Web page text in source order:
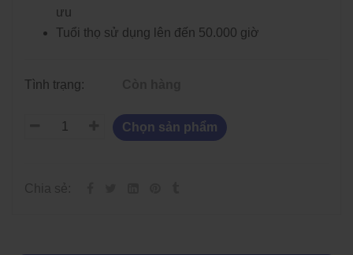
ưu
Tuổi thọ sử dụng lên đến 50.000 giờ
Tình trạng:
Chọn sản phẩm